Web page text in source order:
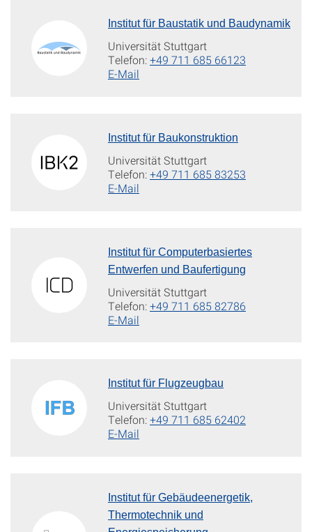
Institut für Baustatik und Baudynamik
Universität Stuttgart
Telefon:+49 711 685 66123
E-Mail
Institut für Baukonstruktion
Universität Stuttgart
Telefon:+49 711 685 83253
E-Mail
Institut für Computerbasiertes
Entwerfen und Baufertigung
Universität Stuttgart
Telefon:+49 711 685 82786
E-Mail
Institut für Flugzeugbau
Universität Stuttgart
Telefon:+49 711 685 62402
E-Mail
Institut für Gebäudeenergetik,
Thermotechnik und